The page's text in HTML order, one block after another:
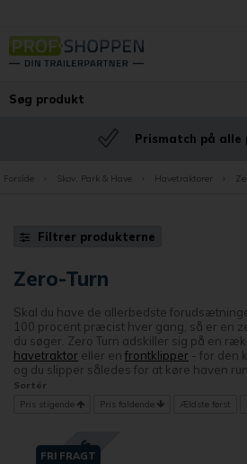
Prismatch på alle
Forside Skov, Park & Have Havetraktorer
Filtrer produkterne
Zero-Turn
Skal du have de allerbedste
100 procent præcist hver gang, så er en
du søger. Zero Turn adskiller sig på en
havetraktor eller en frontklipper - for den
og du slipper således for at køre haven
Sortér
Pris stigende
Pris faldende Ældste først
FRI FRAGT